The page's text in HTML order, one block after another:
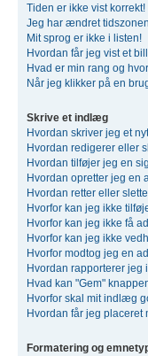
Tiden er ikke vist korrekt!
Jeg har ændret
Mit sprog er ikke i listen!
Hvordan får jeg vist et
Hvad er min rang og
Når jeg klikker på en
Skrive et indlæg
Hvordan skriver jeg et
Hvordan redigerer eller
Hvordan tilføjer jeg en
Hvordan opretter jeg en
Hvordan retter eller
Hvorfor kan jeg ikke
Hvorfor kan jeg ikke få
Hvorfor kan jeg ikke
Hvorfor modtog jeg en
Hvordan rapporterer
Hvad kan "Gem"
Hvorfor skal mit indlæg
Hvordan får jeg placeret
Formatering og